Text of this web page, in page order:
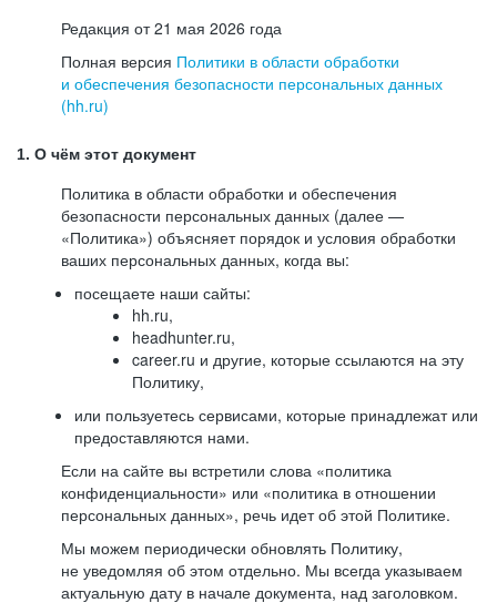
Редакция от 21 мая 2026 года
Полная версия Политики в области обработки
и обеспечения безопасности персональных данных
(hh.ru)
1. О чём этот документ
Политика в области обработки и обеспечения
безопасности персональных данных (далее —
«Политика») объясняет порядок и условия обработки
ваших персональных данных, когда вы:
посещаете наши сайты:
hh.ru,
headhunter.ru,
career.ru и другие, которые ссылаются на эту
Политику,
или пользуетесь сервисами, которые принадлежат или
предоставляются нами.
Если на сайте вы встретили слова «политика
конфиденциальности» или «политика в отношении
персональных данных», речь идет об этой Политике.
Мы можем периодически обновлять Политику,
не уведомляя об этом отдельно. Мы всегда указываем
актуальную дату в начале документа, над заголовком.